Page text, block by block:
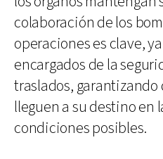
colaboración de los
operaciones es clave,
encargados de la
traslados, garantizando
lleguen a su destino en
condiciones posibles.